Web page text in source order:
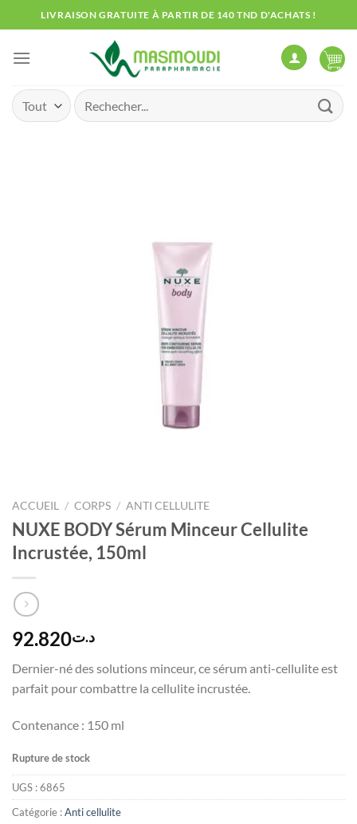
au
contenu
LIVRAISON GRATUITE À PARTIR DE 140 TND D'ACHATS !
Recherche
pour :
ACCUEIL / CORPS / ANTI CELLULITE
NUXE BODY Sérum Minceur Cellulite
Incrustée, 150ml
د.ت92.820
Dernier-né des solutions minceur, ce sérum anti-cellulite est
parfait pour combattre la cellulite incrustée.
Contenance : 150 ml
Rupture de stock
UGS :6865
Catégorie :Anti cellulite